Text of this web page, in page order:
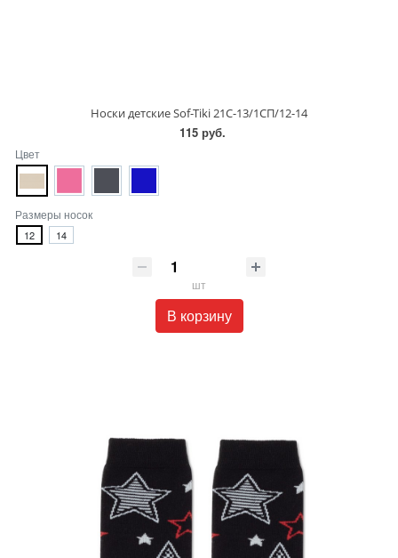
Носки детcкие Sof-Tiki 21С-13/1СП/12-14
115 руб.
Цвет
Размеры носок
12 14
шт
В корзину